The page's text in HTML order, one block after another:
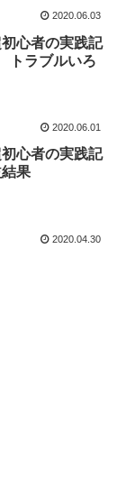
2020.06.03
心者の実践記
ラブルいろ
2020.06.01
心者の実践記
果
2020.04.30